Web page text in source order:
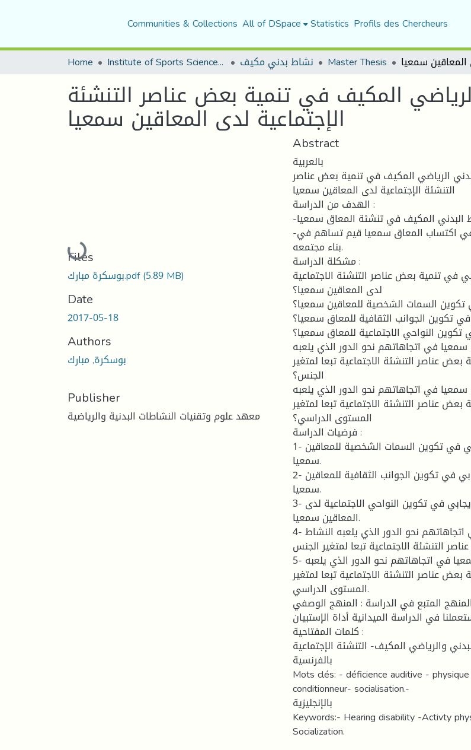
Communities & Collections All of DSpace Statistics Profils des Chercheurs
Home Institute of Sports Sciences and Techniques نشاط بدني مكيف Master Thesis
المكيف في تنمية بعض عناصر التنشئة
الإجتماعية لدى المعاقين سمعيا
Loading...
Files
بوسكرة مبارك.pdf(5.89 MB)
Date
2017-05-18
Authors
بوسكرة, مبارك
Publisher
معهد علوم وتقنيات النشاطات البدنية والرياضية
Abstract
بالعربية
الرياضي المكيف في تنمية بعض عناصر
التنشئة الإجتماعية لدى المعاقين سمعيا
الهدف من الدراسة :
-إبراز الدور الهام الذي يلعبه النشاط البدني المكيف في تنشئة المعاق سمعيا.
-إبراز دور النشاط البدني المكيف في اكتساب المعاق سمعيا قيم تساهم في
بناء مجتمعه.
مشكلة الدراسة :
في تنمية بعض عناصر التنشئة الاجتماعية
لدى المعاقين سمعيا؟
السمات الشخصية للمعاقين سمعيا؟
تكوين الجوانب الثقافية للمعاق سمعيا؟
النواحي الاجتماعية للمعاق سمعيا؟
في اتجاهاتهم نحو الدور الذي يلعبه
عناصر التنشئة الاجتماعية تبعا لمتغير
الجنس؟
في اتجاهاتهم نحو الدور الذي يلعبه
عناصر التنشئة الاجتماعية تبعا لمتغير
المستوى الدراسي؟
فرضيات الدراسة :
1- للنشاط البدني المكيف دور إيجابي في تكوين السمات الشخصية للمعاقين
سمعيا.
2- للنشاط البدني المكيف دور إيجابي في تكوين الجوانب الثقافية للمعاقين
سمعيا.
3- للنشاط البدني المكيف دور إيجابي في تكوين النواحي الاجتماعية لدى
المعاقين سمعيا.
4- هناك فروق بين المعاقين سمعيا في اتجاهاتهم نحو الدور الذي يلعبه النشاط
التنشئة الاجتماعية تبعا لمتغير الجنس.
5- لا توجد فروق بين المعاقين سمعيا في اتجاهاتهم نحو الدور الذي يلعبه
عناصر التنشئة الاجتماعية تبعا لمتغير
المستوى الدراسي.
المنهج المتبع في الدراسة : المنهج الوصفي
في الدراسة الميدانية أداة الإستبيان
كلمات المفتاحية :
والرياضي المكيف- التنشئة الإجتماعية
بالفرنسية
Mots clés: - déficience auditive -
conditionneur- socialisation.-
بالإنجليزية
Keywords:- Hearing disability -Activty
Socialization.